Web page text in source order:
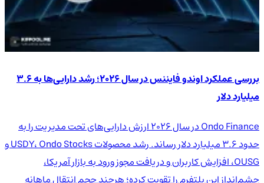
بررسی عملکرد اوندو فایننس در سال ۲۰۲۶؛ رشد دارایی‌ها به ۳.۶
میلیارد دلار
Ondo Finance در سال ۲۰۲۶ ارزش دارایی‌های تحت مدیریت را به
حدود ۳.۶ میلیارد دلار رساند. رشد محصولات USDY، Ondo Stocks و
OUSG، افزایش کاربران و دریافت مجوز ورود به بازار آمریکا،
چشم‌انداز این پلتفرم را تقویت کرده؛ هرچند حجم انتقال ماهانه